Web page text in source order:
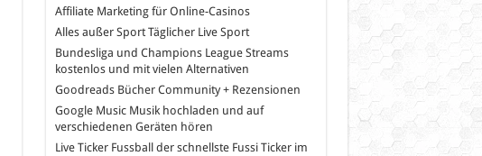
Affiliate Marketingfür Online-Casinos
Alles außer SportTäglicher Live Sport
Bundesliga und Champions League Streams
kostenlos und mit vielen Alternativen
GoodreadsBücher Community + Rezensionen
Google MusicMusik hochladen und auf
verschiedenen Geräten hören
Live Ticker Fussball
der schnellste Fussi Ticker im